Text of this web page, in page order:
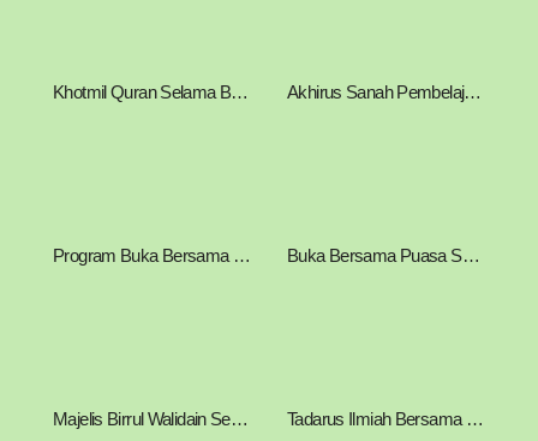
Khotmil Quran Selama Bulan Suci Ramadhan Akhirus Sanah Pembelajaran Pondok Pesantren Darul Hikam
Program Buka Bersama Mahasantri Darul Hikam Selama Bulan Ramadhan Buka Bersama Puasa Sunah Senin-Kamis
Majelis Birrul Walidain Semaan Al-Qur’an Bil Ghaib Tadarus Ilmiah Bersama Prof. Dr. Nadirsyah Hosen, Ph.D